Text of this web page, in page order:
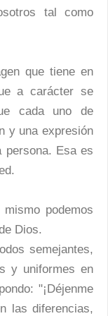
tal como
que tiene en
a carácter se
cada uno de
y una expresión
persona. Esa es
podemos
Dios.
semejantes,
y uniformes en
"¡Déjenme
las diferencias,